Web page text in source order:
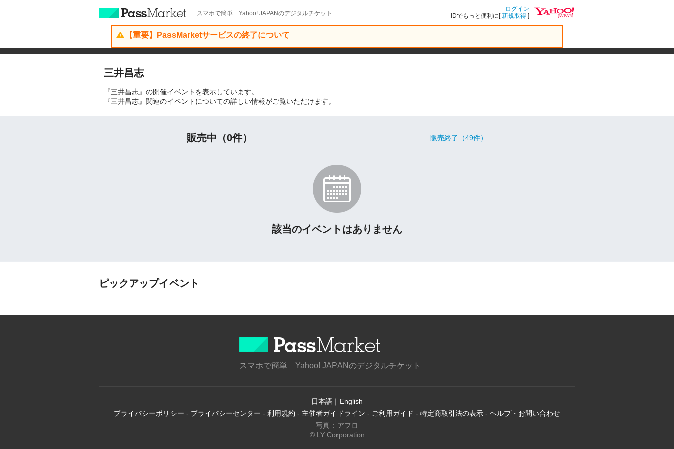
スマホで簡単 Yahoo! JAPANのデジタルチケット
ログイン
IDでもっと便利に[新規取得 ]
【重要】PassMarketサービスの終了について
三井昌志
『三井昌志』の開催イベントを表示しています。
『三井昌志』関連のイベントについての詳しい情報がご覧いただけます。
販売中（0件） 販売終了（49件）
該当のイベントはありません
ピックアップイベント
スマホで簡単 Yahoo! JAPANのデジタルチケット
日本語 ｜ English
プライバシーポリシー - プライバシーセンター - 利用規約 - 主催者ガイドライン - ご利用ガイド - 特定商取引法の表示 - ヘルプ・お問い合わせ
写真：アフロ
© LY Corporation